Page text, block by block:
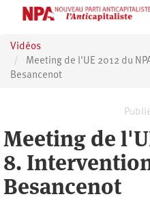
principal
Vidéos
Meeting de l'UE 2012 du
Besancenot
Meeting de
8.
Besancenot